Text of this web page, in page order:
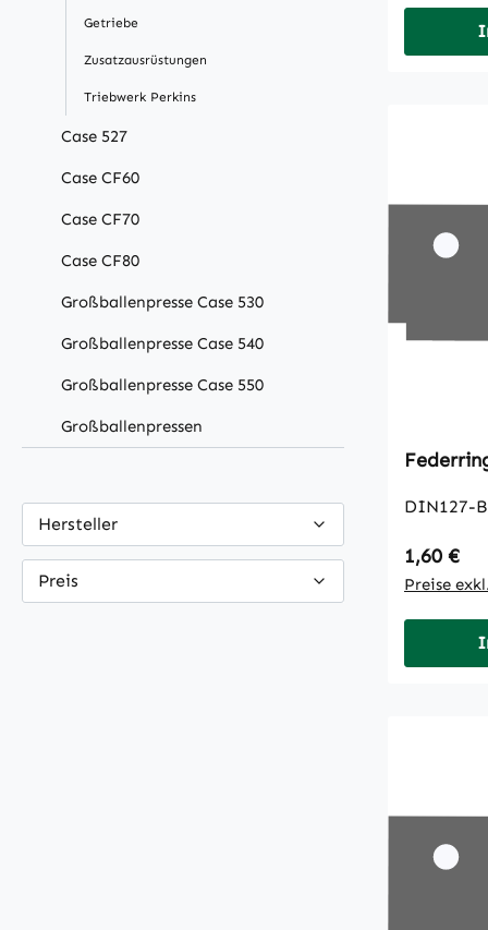
Getriebe
Zusatzausrüstungen
Triebwerk Perkins
Case 527
Case CF60
Case CF70
Case CF80
Großballenpresse Case 530
Großballenpresse Case 540
Großballenpresse Case 550
Großballenpressen
Hersteller
Preis
DIN127-
1,60 €
Preise